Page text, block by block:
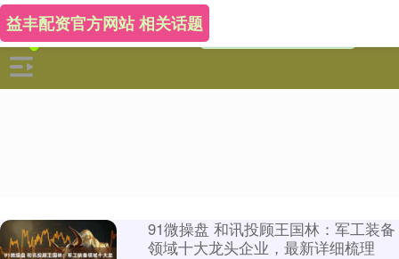
益丰配资官方网站 相关话题
91微操盘 和讯投顾王国林：军工装备
领域十大龙头企业，最新详细梳理